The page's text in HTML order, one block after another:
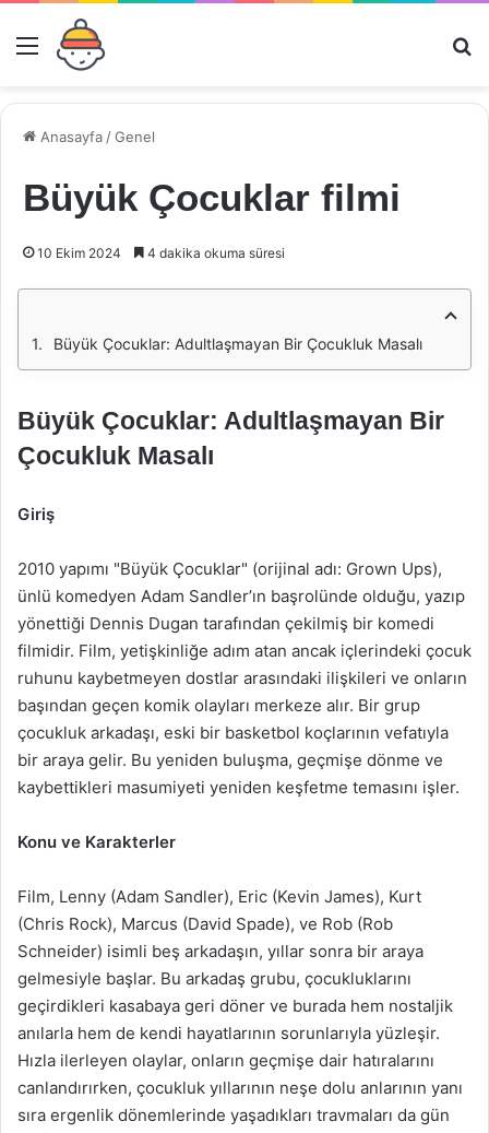
Menü
Anasayfa /Genel
Büyük Çocuklar filmi
10 Ekim 2024 4 dakika okuma süresi
Büyük Çocuklar: Adultlaşmayan Bir Çocukluk Masalı
Büyük Çocuklar: Adultlaşmayan Bir
Çocukluk Masalı
Giriş
2010 yapımı "Büyük Çocuklar" (orijinal adı: Grown Ups),
ünlü komedyen Adam Sandler’ın başrolünde olduğu, yazıp
yönettiği Dennis Dugan tarafından çekilmiş bir komedi
filmidir. Film, yetişkinliğe adım atan ancak içlerindeki çocuk
ruhunu kaybetmeyen dostlar arasındaki ilişkileri ve onların
başından geçen komik olayları merkeze alır. Bir grup
çocukluk arkadaşı, eski bir basketbol koçlarının vefatıyla
bir araya gelir. Bu yeniden buluşma, geçmişe dönme ve
kaybettikleri masumiyeti yeniden keşfetme temasını işler.
Konu ve Karakterler
Film, Lenny (Adam Sandler), Eric (Kevin James), Kurt
(Chris Rock), Marcus (David Spade), ve Rob (Rob
Schneider) isimli beş arkadaşın, yıllar sonra bir araya
gelmesiyle başlar. Bu arkadaş grubu, çocukluklarını
geçirdikleri kasabaya geri döner ve burada hem nostaljik
anılarla hem de kendi hayatlarının sorunlarıyla yüzleşir.
Hızla ilerleyen olaylar, onların geçmişe dair hatıralarını
canlandırırken, çocukluk yıllarının neşe dolu anlarının yanı
sıra ergenlik dönemlerinde yaşadıkları travmaları da gün